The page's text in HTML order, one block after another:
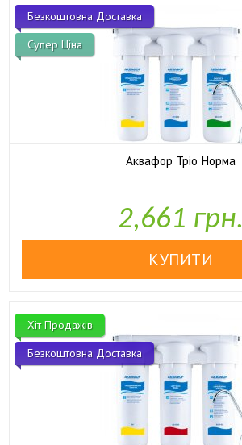
Безкоштовна Доставка
Супер Ціна
Аквафор Тріо Норма
2,661 грн.
Хіт Продажів
Безкоштовна Доставка